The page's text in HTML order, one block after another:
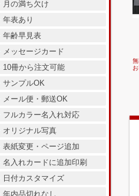
月の満ち欠け
年表あり
年齢早見表
メッセージカード
10冊から注文可能
サンプルOK
メール便・郵送OK
フルカラー名入れ対応
オリジナル写真
表紙変更・ページ追加
名入れカードに追加印刷
日付カスタマイズ
年内品切れなし